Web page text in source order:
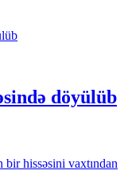
döyülüb